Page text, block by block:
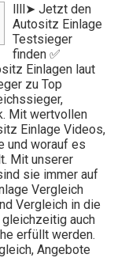
llll➤ Jetzt den
Autositz Einlage
Testsieger
finden ✅
Einlagen laut
zu Top
Mit wertvollen
Einlage Videos,
und worauf es
Mit unserer
sie immer auf
Vergleich
Vergleich in die
auch
erfüllt werden.
Angebote